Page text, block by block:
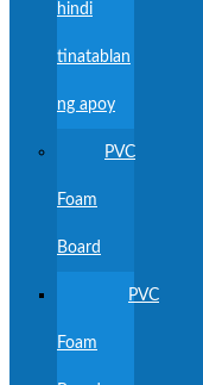
hindi
tinatablan
ng apoy
PVC
Foam
Board
PVC
Foam